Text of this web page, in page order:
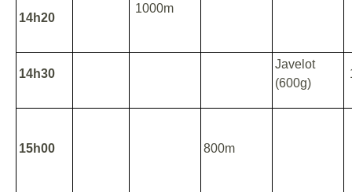
14h20
1000m
14h30
Javelot
(600g)
15h00 800m